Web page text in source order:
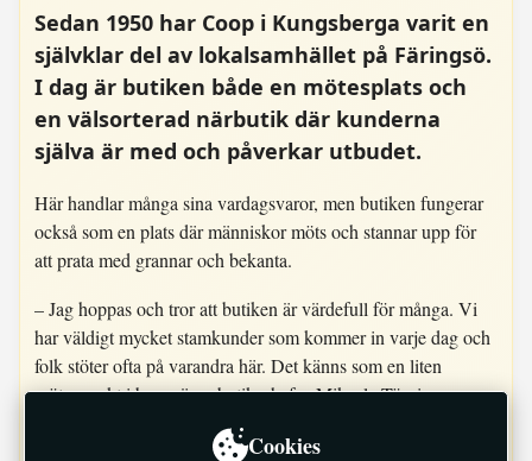
Sedan 1950 har Coop i Kungsberga varit en
självklar del av lokalsamhället på Färingsö.
I dag är butiken både en mötesplats och
en välsorterad närbutik där kunderna
själva är med och påverkar utbudet.
Här handlar många sina vardagsvaror, men butiken fungerar
också som en plats där människor möts och stannar upp för
att prata med grannar och bekanta.
– Jag hoppas och tror att butiken är värdefull för många. Vi
har väldigt mycket stamkunder som kommer in varje dag och
folk stöter ofta på varandra här. Det känns som en liten
mötespunkt i byn, säger butikschefen Mikaela Törning.
Cookies